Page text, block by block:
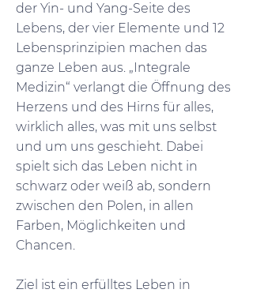
der Yin- und Yang-Seite des
Lebens, der vier Elemente und 12
Lebensprinzipien machen das
ganze Leben aus. „Integrale
Medizin“ verlangt die Öffnung des
Herzens und des Hirns für alles,
wirklich alles, was mit uns selbst
und um uns geschieht. Dabei
spielt sich das Leben nicht in
schwarz oder weiß ab, sondern
zwischen den Polen, in allen
Farben, Möglichkeiten und
Chancen.
Ziel ist ein erfülltes Leben in